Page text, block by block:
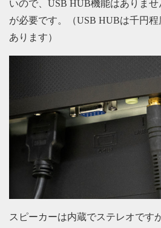
いので、USB HUB機能はありま
が必要です。（USB HUBは千円
あります）
スピーカーは内蔵でステレオです